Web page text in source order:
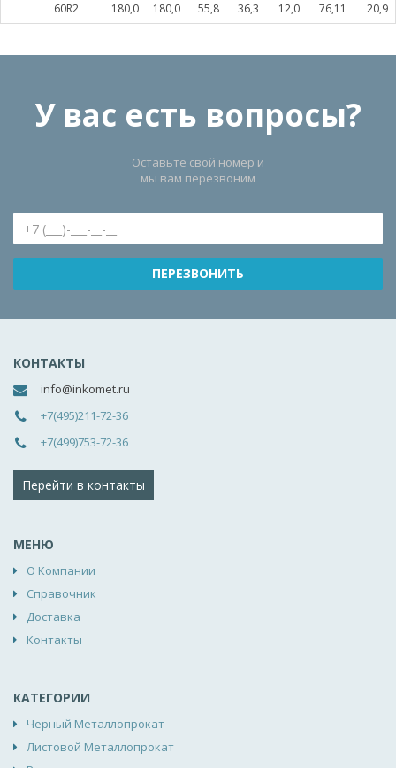
60R2 180,0 180,0 55,8 36,3 12,0 76,11 20,9
У вас есть вопросы?
Оставьте свой номер и
мы вам перезвоним
КОНТАКТЫ
info@inkomet.ru
+7(495)211-72-36
+7(499)753-72-36
Перейти в контакты
МЕНЮ
О Компании
Справочник
Доставка
Контакты
КАТЕГОРИИ
Черный Металлопрокат
Листовой Металлопрокат